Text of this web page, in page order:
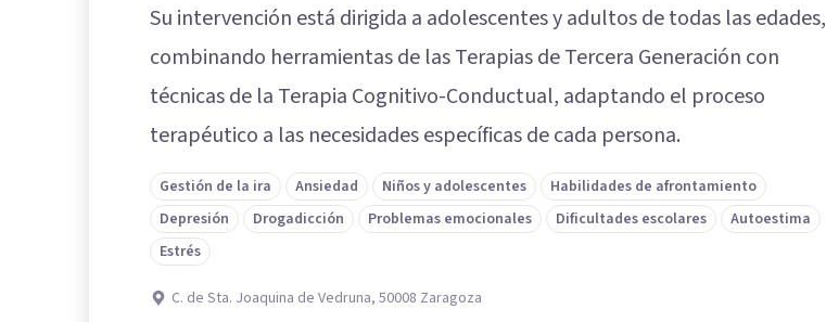
Su intervención está dirigida a adolescentes y adultos de todas las edades,
combinando herramientas de las Terapias de Tercera Generación con
técnicas de la Terapia Cognitivo-Conductual, adaptando el proceso
terapéutico a las necesidades específicas de cada persona.
Gestión de la ira Ansiedad Niños y adolescentes
Habilidades de afrontamiento
Depresión
Drogadicción Problemas emocionales Dificultades escolares
Autoestima
Estrés
C. de Sta. Joaquina de Vedruna, 50008 Zaragoza